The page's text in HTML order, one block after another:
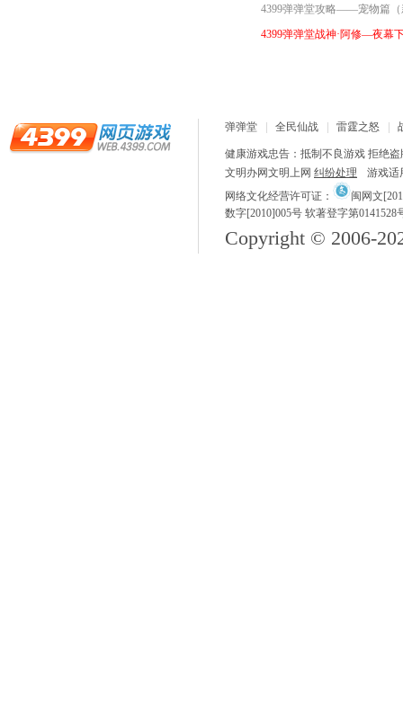
4399弹弹堂攻略——宠物篇（
4399弹弹堂战神·阿修—夜幕
弹弹堂 全民仙战 雷霆之怒
健康游戏忠告：抵制不良游戏 拒绝
文明办网文明上网 纠纷处理
游戏适
网络文化经营许可证：
闽网文
数字[2010]005号 软著登字第0141528
Copyright © 2006-